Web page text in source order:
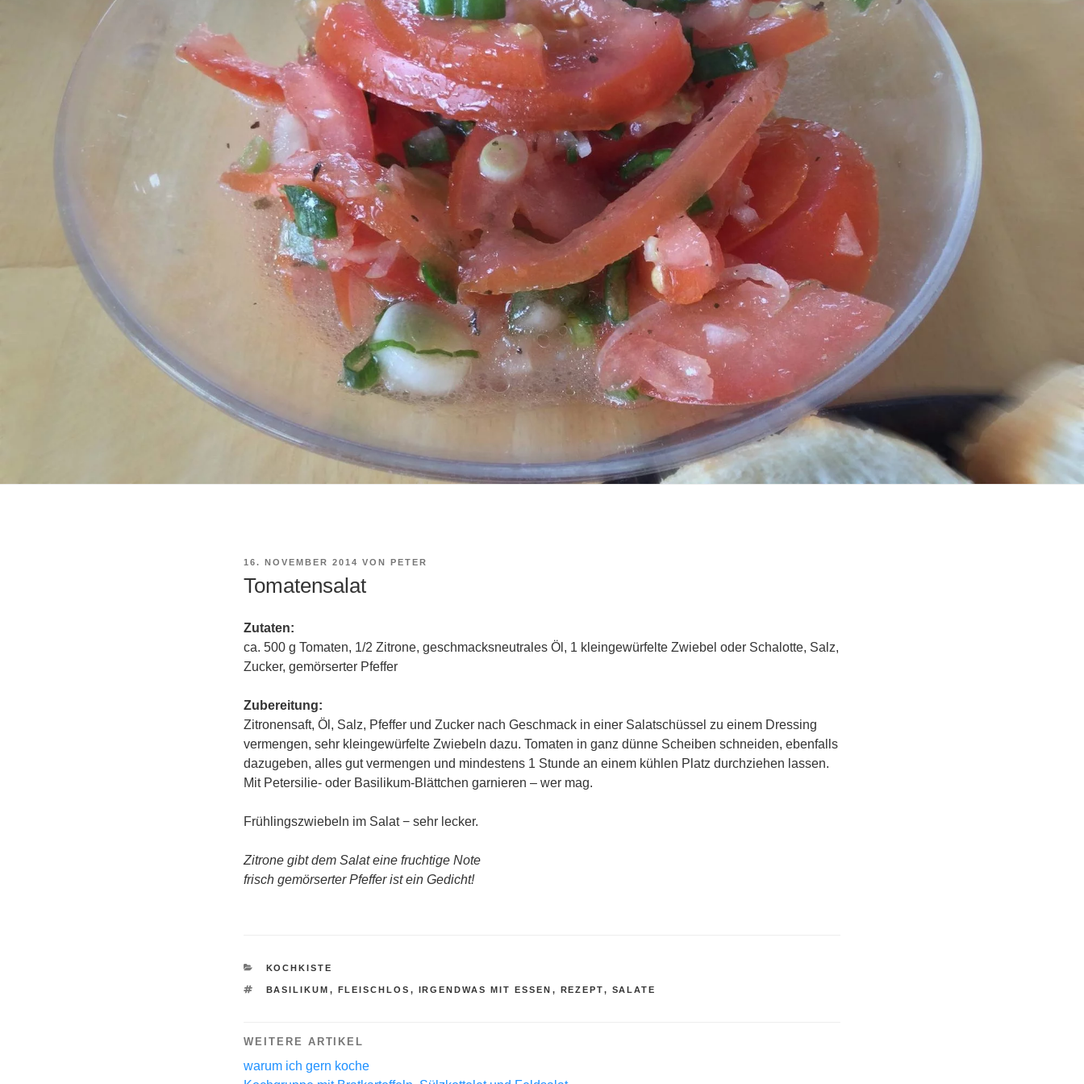
VERÖFFENTLICHT
16. NOVEMBER 2014 VON PETER
Tomatensalat
Zutaten:
ca. 500 g Tomaten, 1/2 Zitrone, geschmacksneutrales Öl, 1 kleingewürfelte Zwiebel oder Schalotte, Salz,
Zucker, gemörserter Pfeffer
Zubereitung:
Zitronensaft, Öl, Salz, Pfeffer und Zucker nach Geschmack in einer Salatschüssel zu einem Dressing
vermengen, sehr kleingewürfelte Zwiebeln dazu. Tomaten in ganz dünne Scheiben schneiden, ebenfalls
dazugeben, alles gut vermengen und mindestens 1 Stunde an einem kühlen Platz durchziehen lassen.
Mit Petersilie- oder Basilikum-Blättchen garnieren – wer mag.
Frühlingszwiebeln im Salat − sehr lecker.
Zitrone gibt dem Salat eine fruchtige Note
frisch gemörserter Pfeffer ist ein Gedicht!
KATEGORIEN
KOCHKISTE
SCHLAGWÖRTER
BASILIKUM , FLEISCHLOS , IRGENDWAS MIT ESSEN , REZEPT, SALATE
WEITERE ARTIKEL
warum ich gern koche